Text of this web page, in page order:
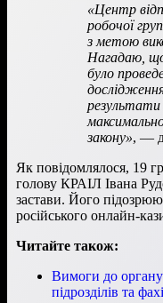
«Центр
робочої
з метою
Нагадаю, що
було
результати
закону», —
Як повідомлялося, 19
голову КРАІЛ Івана
застави. Його
російського онлайн-
Читайте також:
Вимоги до органу
підрозділів та